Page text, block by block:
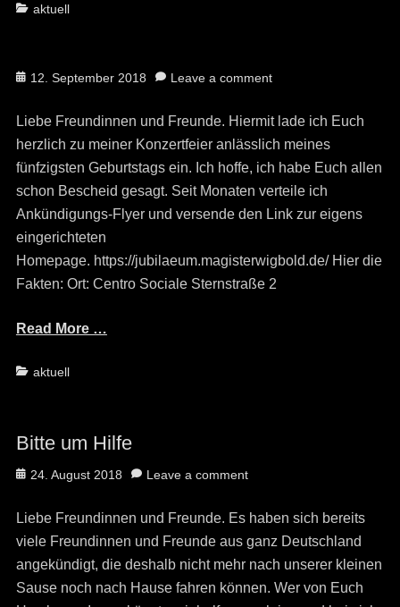
Categories
aktuell
Posted
12. September 2018 Leave a comment
Liebe Freundinnen und Freunde. Hiermit lade ich Euch
herzlich zu meiner Konzertfeier anlässlich meines
fünfzigsten Geburtstags ein. Ich hoffe, ich habe Euch allen
schon Bescheid gesagt. Seit Monaten verteile ich
Ankündigungs-Flyer und versende den Link zur eigens
eingerichteten
Homepage. https://jubilaeum.magisterwigbold.de/ Hier die
Fakten: Ort: Centro Sociale Sternstraße 2
Read More …
Categories
aktuell
Bitte um Hilfe
Posted
24. August 2018 Leave a comment
Liebe Freundinnen und Freunde. Es haben sich bereits
viele Freundinnen und Freunde aus ganz Deutschland
angekündigt, die deshalb nicht mehr nach unserer kleinen
Sause noch nach Hause fahren können. Wer von Euch